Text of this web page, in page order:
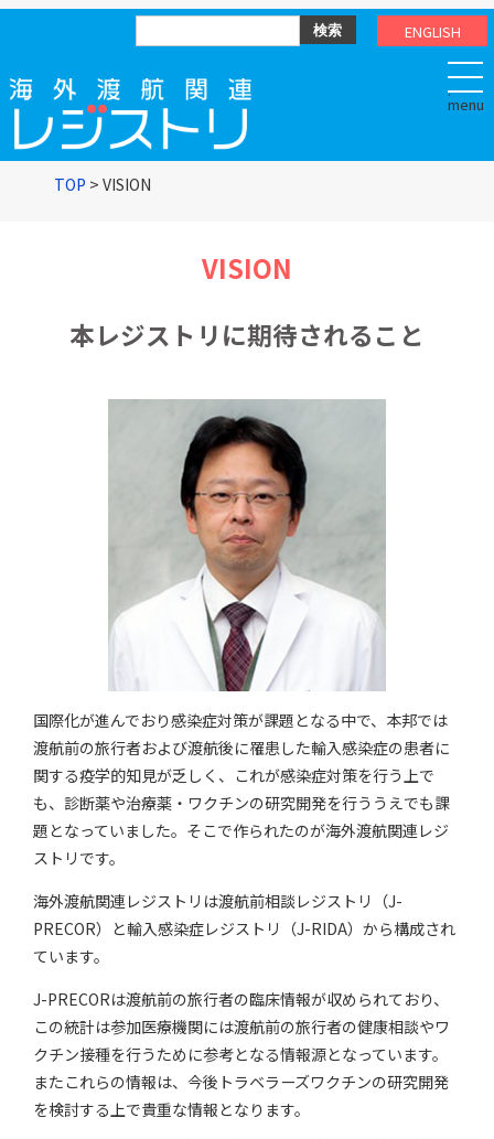
ENGLISH
.
TOP > VISION
VISION
本レジストリに期待されること
国際化が進んでおり感染症対策が課題となる中で、本邦では
渡航前の旅行者および渡航後に罹患した輸入感染症の患者に
関する疫学的知見が乏しく、これが感染症対策を行う上で
も、診断薬や治療薬・ワクチンの研究開発を行ううえでも課
題となっていました。そこで作られたのが海外渡航関連レジ
ストリです。
海外渡航関連レジストリは渡航前相談レジストリ（J-
PRECOR）と輸入感染症レジストリ（J-RIDA）から構成され
ています。
J-PRECORは渡航前の旅行者の臨床情報が収められており、
この統計は参加医療機関には渡航前の旅行者の健康相談やワ
クチン接種を行うために参考となる情報源となっています。
またこれらの情報は、今後トラベラーズワクチンの研究開発
を検討する上で貴重な情報となります。